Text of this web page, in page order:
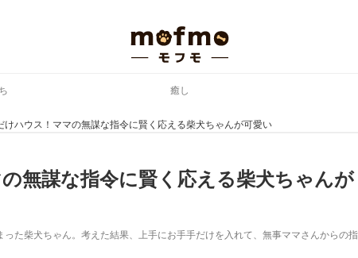
癒し
けハウス！ママの無謀な指令に賢く応える柴犬ちゃんが可愛い
無謀な指令に賢く応える柴犬ちゃんが
た柴犬ちゃん。考えた結果、上手にお手手だけを入れて、無事ママさんからの